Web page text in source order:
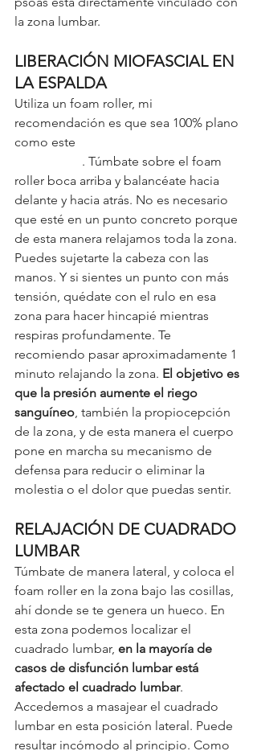
la zona lumbar.
LIBERACIÓN MIOFASCIAL EN
LA ESPALDA
Utiliza un foam roller, mi
recomendación es que sea 100% plano
como este
. Túmbate sobre el foam
roller boca arriba y balancéate hacia
delante y hacia atrás. No es necesario
que esté en un punto concreto porque
de esta manera relajamos toda la zona.
Puedes sujetarte la cabeza con las
manos. Y si sientes un punto con más
tensión, quédate con el rulo en esa
zona para hacer hincapié mientras
respiras profundamente. Te
recomiendo pasar aproximadamente 1
minuto relajando la zona. El objetivo es
que la presión aumente el riego
sanguíneo , también la propiocepción
de la zona, y de esta manera el cuerpo
pone en marcha su mecanismo de
defensa para reducir o eliminar la
molestia o el dolor que puedas sentir.
RELAJACIÓN DE CUADRADO
LUMBAR
Túmbate de manera lateral, y coloca el
foam roller en la zona bajo las cosillas,
ahí donde se te genera un hueco. En
esta zona podemos localizar el
cuadrado lumbar, en la mayoría de
casos de disfunción lumbar está
afectado el cuadrado lumbar.
Accedemos a masajear el cuadrado
lumbar en esta posición lateral. Puede
resultar incómodo al principio. Como